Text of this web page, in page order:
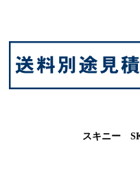
スキニー